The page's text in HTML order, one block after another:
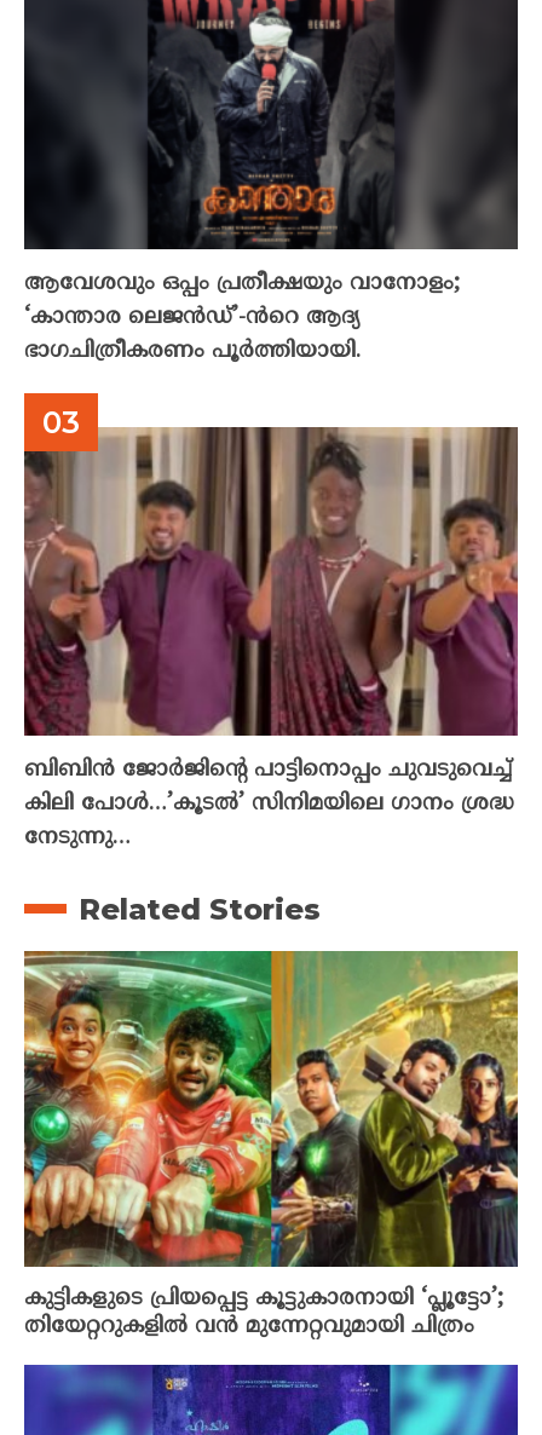
ആവേശവും ഒപ്പം പ്രതീക്ഷയും വാനോളം;
‘കാന്താര ലെജൻഡ്’-ൻറെ ആദ്യ
ഭാഗചിത്രീകരണം പൂർത്തിയായി.
ബിബിൻ ജോർജിന്റെ പാട്ടിനൊപ്പം ചുവടുവെച്ച്
കിലി പോൾ…’കൂടൽ’ സിനിമയിലെ ഗാനം ശ്രദ്ധ
നേടുന്നു…
Related Stories
കുട്ടികളുടെ പ്രിയപ്പെട്ട കൂട്ടുകാരനായി ‘പ്ലൂട്ടോ’;
തിയേറ്ററുകളിൽ വൻ മുന്നേറ്റവുമായി ചിത്രം